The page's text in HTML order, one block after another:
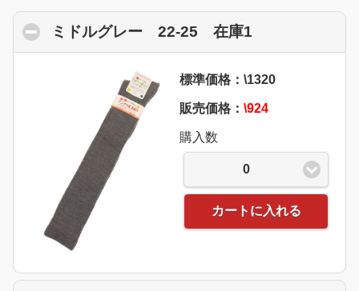
ミドルグレー 22-25 在庫1
標準価格：\1320
販売価格： \924
購入数
0
カートに入れる